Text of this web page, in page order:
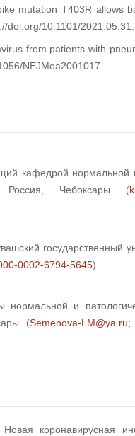
mutation T403R allows
doi.org/10.1101/
from patients with
NEJMoa2001017.
кафедрой нормальной
Россия, Чебоксары (
государственный
0002-6794-5645)
нормальной и
(Semenova-LM@ya.ru;
коронавирусная